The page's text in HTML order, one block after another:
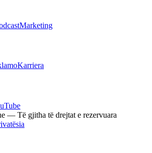
Marketing
Karriera
— Të gjitha të drejtat e rezervuara